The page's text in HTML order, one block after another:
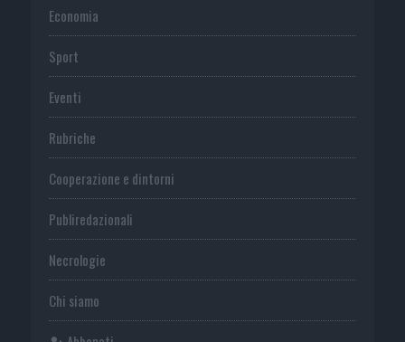
Economia
Sport
Eventi
Rubriche
Cooperazione e dintorni
Publiredazionali
Necrologie
Chi siamo